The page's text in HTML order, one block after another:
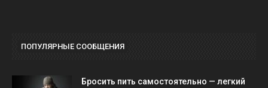
ПОПУЛЯРНЫЕ СООБЩЕНИЯ
Бросить пить самостоятельно — легкий